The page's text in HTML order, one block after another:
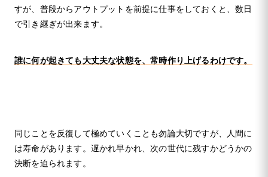
すが、普段からアウトプットを前提に仕事をしておくと、数日
で引き継ぎが出来ます。
誰に何が起きても大丈夫な状態を、常時作り上げるわけです。
同じことを反復して極めていくことも勿論大切ですが、人間に
は寿命があります。遅かれ早かれ、次の世代に残すかどうかの
決断を迫られます。